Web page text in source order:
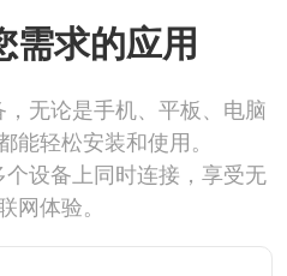
需求的应用
无论是手机、平板、电脑
能轻松安装和使用。
设备上同时连接，享受无
网体验。